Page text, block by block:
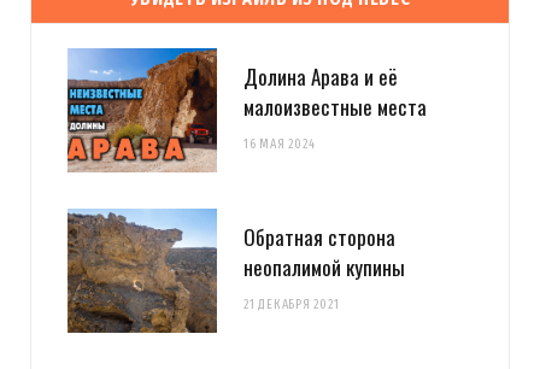
Долина Арава и её
малоизвестные места
16 МАЯ 2024
Обратная сторона
неопалимой купины
21 ДЕКАБРЯ 2021